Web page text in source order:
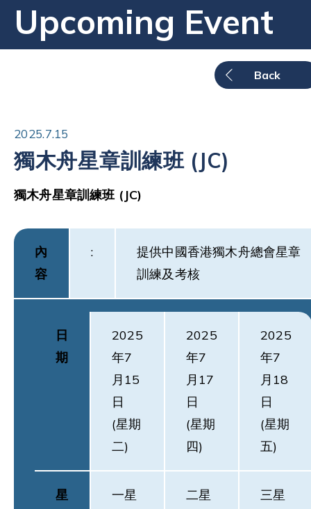
Upcoming Event
Back
2025.7.15
獨木舟星章訓練班 (JC)
獨木舟星章訓練班(JC)
內
容
:
提供中國香港獨木舟總會星章
訓練及考核
日
期
2025
年7
月15
日
(星期
二)
2025
年7
月17
日
(星期
四)
2025
年7
月18
日
(星期
五)
星
一星 二星 三星